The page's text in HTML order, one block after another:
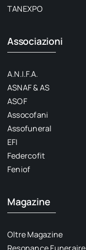
TANEXPO
Associazioni
A.N.I.F.A.
ASNAF & AS
ASOF
Assocofani
Assofuneral
EFI
Federcofit
Feniof
Magazine
Oltre Magazine